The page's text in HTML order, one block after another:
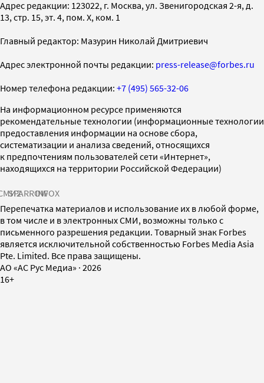
Адрес редакции: 123022, г. Москва, ул. Звенигородская 2-я, д.
13, стр. 15, эт. 4, пом. X, ком. 1
Главный редактор: Мазурин Николай Дмитриевич
Адрес электронной почты редакции: press-release@forbes.ru
Номер телефона редакции: +7 (495) 565-32-06
На информационном ресурсе применяются
рекомендательные технологии (информационные технологии
предоставления информации на основе сбора,
систематизации и анализа сведений, относящихся
к предпочтениям пользователей сети «Интернет»,
находящихся на территории Российской Федерации)
SPARROWINFOX
Перепечатка материалов и использование их в любой форме,
в том числе и в электронных СМИ, возможны только с
письменного разрешения редакции. Товарный знак Forbes
является исключительной собственностью Forbes Media Asia
Pte. Limited. Все права защищены.
AO «АС Рус Медиа» · 2026
16+